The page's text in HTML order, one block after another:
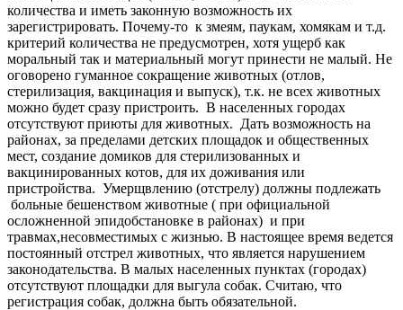
количества и иметь законную возможность их
зарегистрировать. Почему-то к змеям, паукам, хомякам и т.д.
критерий количества не предусмотрен, хотя ущерб как
моральный так и материальный могут принести не малый. Не
оговорено гуманное сокращение животных (отлов,
стерилизация, вакцинация и выпуск), т.к. не всех животных
можно будет сразу пристроить. В населенных городах
отсутствуют приюты для животных. Дать возможность на
районах, за пределами детских площадок и общественных
мест, создание домиков для стерилизованных и
вакцинированных котов, для их доживания или
пристройства. Умерщвлению (отстрелу) должны подлежать
больные бешенством животные ( при официальной
осложненной эпидобстановке в районах) и при
травмах,несовместимых с жизнью. В настоящее время ведется
постоянный отстрел животных, что является нарушением
законодательства. В малых населенных пунктах (городах)
отсутствуют площадки для выгула собак. Считаю, что
регистрация собак, должна быть обязательной.